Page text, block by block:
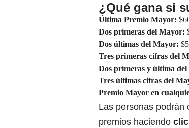
¿Qué gana si
Última Premio Mayor:
Dos primeras del Mayor:
Dos últimas del Mayor:
Tres primeras cifras del
Dos primeras y última
Tres últimas cifras del
Premio Mayor en
Las personas podrán
premios haciendo clic